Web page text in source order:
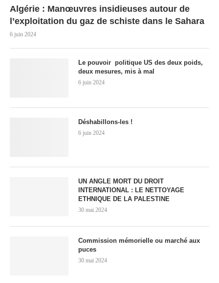
Algérie : Manœuvres insidieuses autour de
l’exploitation du gaz de schiste dans le Sahara
6 juin 2024
Le pouvoir politique US des deux poids,
deux mesures, mis à mal
6 juin 2024
Déshabillons-les !
6 juin 2024
UN ANGLE MORT DU DROIT
INTERNATIONAL : LE NETTOYAGE
ETHNIQUE DE LA PALESTINE
30 mai 2024
Commission mémorielle ou marché aux
puces
30 mai 2024